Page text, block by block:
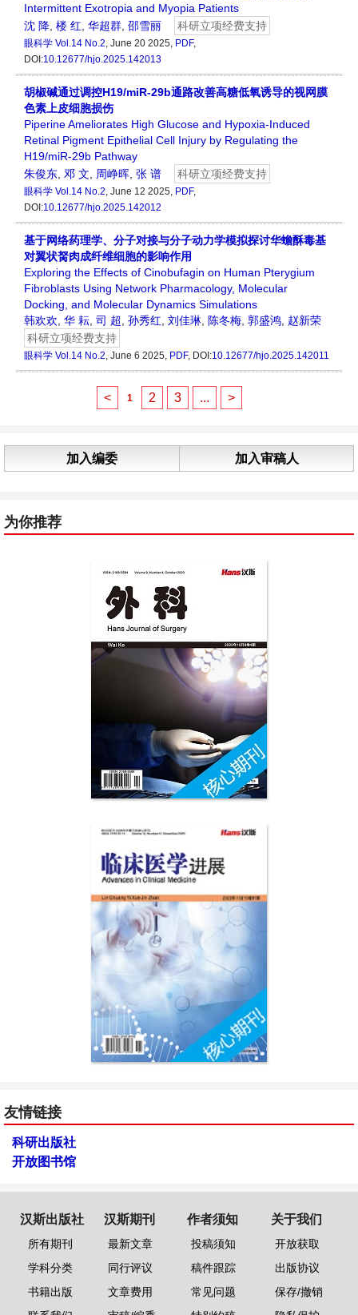
Intermittent Exotropia and Myopia Patients
沈 降 楼 红 华超群 邵雪丽 科研立项经费支持
眼科学 Vol.14 No.2, June 20 2025, PDF,
DOI:10.12677/hjo.2025.142013
胡椒碱通过调控H19/miR-29b通路改善高糖低氧诱导的视网膜
色素上皮细胞损伤
Piperine Ameliorates High Glucose and Hypoxia-Induced
Retinal Pigment Epithelial Cell Injury by Regulating the
H19/miR-29b Pathway
朱俊东 邓 文 周峥晖 张 谱 科研立项经费支持
眼科学 Vol.14 No.2, June 12 2025, PDF,
DOI:10.12677/hjo.2025.142012
基于网络药理学、分子对接与分子动力学模拟探讨华蟾酥毒基
对翼状胬肉成纤维细胞的影响作用
Exploring the Effects of Cinobufagin on Human Pterygium
Fibroblasts Using Network Pharmacology, Molecular
Docking, and Molecular Dynamics Simulations
韩欢欢 华 耘 司 超 孙秀红 刘佳琳 陈冬梅 郭盛鸿 赵新荣
科研立项经费支持
眼科学 Vol.14 No.2, June 6 2025, PDF, DOI:10.12677/hjo.2025.142011
< 1 2 3 ... >
加入编委 加入审稿人
为你推荐
友情链接
科研出版社
开放图书馆
汉斯出版社
所有期刊
学科分类
书籍出版
汉斯期刊
最新文章
同行评议
文章费用
作者须知
投稿须知
稿件跟踪
常见问题
关于我们
开放获取
出版协议
保存/撤销